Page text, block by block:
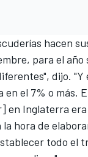
hacen
para el año
dijo. "Y
en el 7% o más.
en Inglaterra era
hora de
todo el